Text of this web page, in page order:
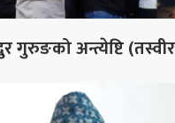
गुरुङको अन्त्येष्टि